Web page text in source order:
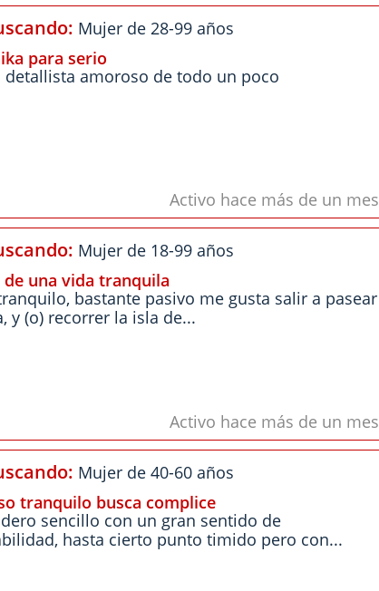
Mujer de 28-99 años
para serio
detallista amoroso de todo un poco
Activo hace más de un mes
Mujer de 18-99 años
de una vida tranquila
bastante pasivo me gusta salir a pasear
y (o) recorrer la isla de...
Activo hace más de un mes
Mujer de 40-60 años
tranquilo busca complice
sencillo con un gran sentido de
hasta cierto punto timido pero con...